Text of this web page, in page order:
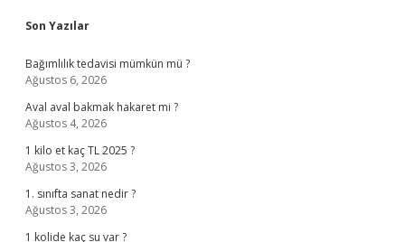
Sidebar
Son Yazılar
Bağımlılık tedavisi mümkün mü ?
Ağustos 6, 2026
Aval aval bakmak hakaret mi ?
Ağustos 4, 2026
1 kilo et kaç TL 2025 ?
Ağustos 3, 2026
1. sınıfta sanat nedir ?
Ağustos 3, 2026
1 kolide kaç su var ?